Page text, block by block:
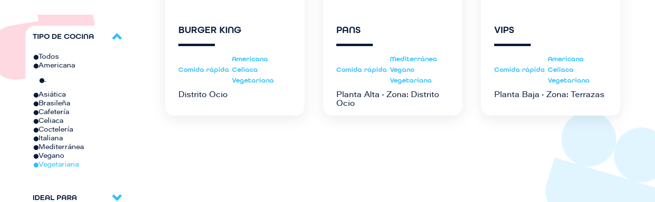
TIPO DE COCINA
Todos
Americana
.
Asiática
Brasileña
Cafetería
Celiaca
Coctelería
Italiana
Mediterránea
Vegano
Vegetariana
IDEAL PARA
BURGER KING
Comida rápida
Americana
Celiaca
Vegetariana
Distrito Ocio
PANS
Comida rápida
Mediterránea
Vegano
Vegetariana
Planta Alta · Zona: Distrito
Ocio
VIPS
Comida rápida
Americana
Celiaca
Vegetariana
Planta Baja · Zona: Terrazas